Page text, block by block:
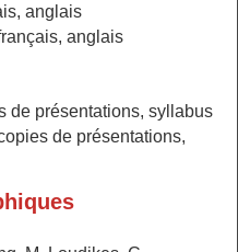
anglais
anglais
de présentations, syllabus
de présentations,